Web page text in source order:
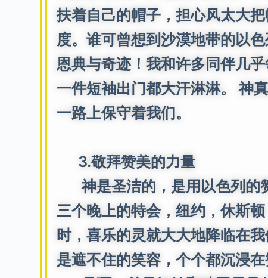
扶着自己的帽子，担心风太大
度。谁可曾想到沙漠地带的以
恩典与奇迹！我和许多同伴几
一件短袖出门都大汗淋淋。 神
一路上保守着我们。
3.敬拜赞美的力量
神是圣洁的，是用以色列的
三个晚上的特会，纽约，休斯
时，喜乐的灵就大大地降临在
是遮不住的笑容，个个都沉浸